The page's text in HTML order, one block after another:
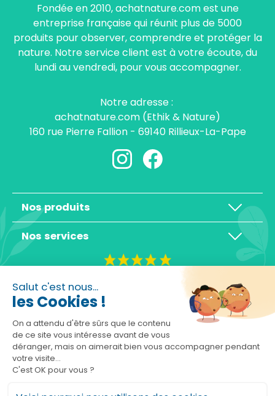
Salut c'est nous...
les Cookies !
On a attendu d'être sûrs que le contenu
de ce site vous intéresse avant de vous
déranger, mais on aimerait bien vous accompagner pendant
votre visite...
C'est OK pour vous ?
Fondée en 2010, achatnature.com est une
entreprise française qui réunit plus de 5000
produits pour observer, comprendre et protéger la
nature. Notre service client est à votre écoute, du
lundi au vendredi, pour vous accompagner.
Notre adresse :
achatnature.com (Ethik & Nature)
160 rue Pierre Fallion - 69140 Rillieux-La-Pape
Nos produits
Nos services